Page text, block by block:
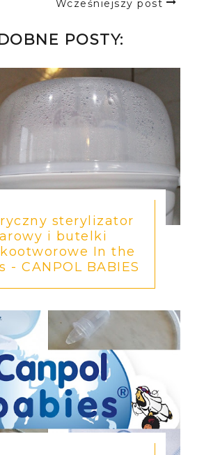
Wcześniejszy post
POSTY:
sterylizator
i butelki
In the
- CANPOL BABIES